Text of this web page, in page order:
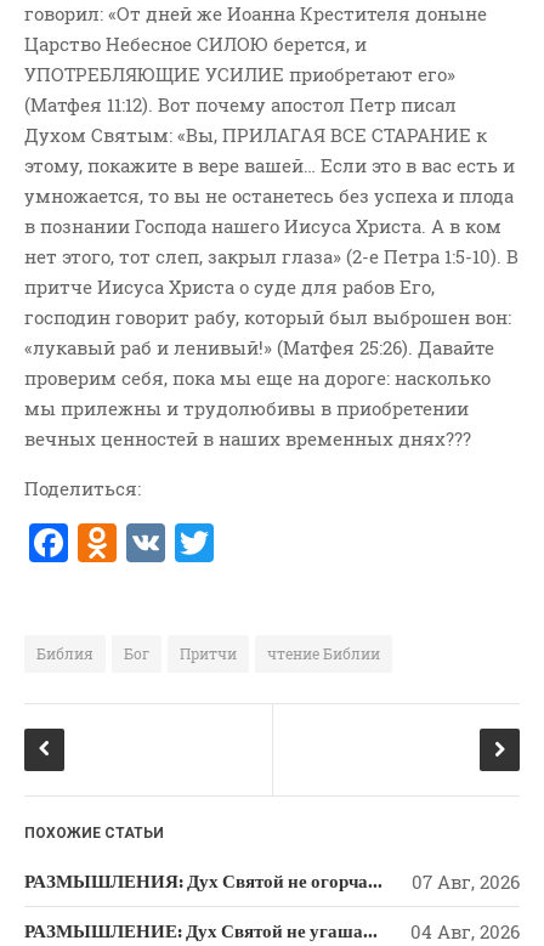
говорил: «От дней же Иоанна Крестителя доныне
Царство Небесное СИЛОЮ берется, и
УПОТРЕБЛЯЮЩИЕ УСИЛИЕ приобретают его»
(Матфея 11:12). Вот почему апостол Петр писал
Духом Святым: «Вы, ПРИЛАГАЯ ВСЕ СТАРАНИЕ к
этому, покажите в вере вашей… Если это в вас есть и
умножается, то вы не останетесь без успеха и плода
в познании Господа нашего Иисуса Христа. А в ком
нет этого, тот слеп, закрыл глаза» (2-е Петра 1:5-10). В
притче Иисуса Христа о суде для рабов Его,
господин говорит рабу, который был выброшен вон:
«лукавый раб и ленивый!» (Матфея 25:26). Давайте
проверим себя, пока мы еще на дороге: насколько
мы прилежны и трудолюбивы в приобретении
вечных ценностей в наших временных днях???
Поделиться:
F
e
b
k
O
o
kl
ni
ki
V
te
r
Библия Бог Притчи чтение Библии
ПОХОЖИЕ СТАТЬИ
РАЗМЫШЛЕНИЯ: Дух Святой не огорчайте и не оскорбляйте! 07 Авг, 2026
РАЗМЫШЛЕНИЕ: Дух Святой не угашайте! 04 Авг, 2026